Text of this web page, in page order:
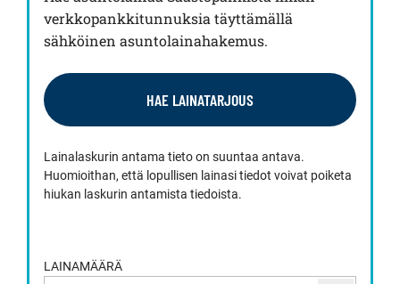
verkkopankkitunnuksia täyttämällä
sähköinen asuntolainahakemus.
HAE LAINATARJOUS
Lainalaskurin antama tieto on suuntaa antava.
Huomioithan, että lopullisen lainasi tiedot voivat poiketa
hiukan laskurin antamista tiedoista.
LAINAMÄÄRÄ